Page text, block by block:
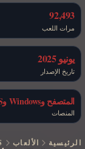
92,493
مرات اللعب
يونيو 2025
تاريخ الإصدار
المتصفح وWindows وmacOS وLinux
المنصات
الرئيسية الألعاب